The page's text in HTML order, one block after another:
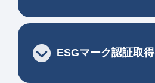
ESGマーク認証取得